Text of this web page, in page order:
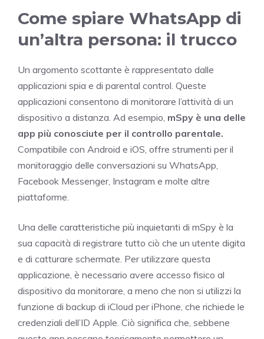
Come spiare WhatsApp di
un’altra persona: il trucco
Un argomento scottante è rappresentato dalle
applicazioni spia e di parental control. Queste
applicazioni consentono di monitorare l’attività di un
dispositivo a distanza. Ad esempio, mSpy è una delle
app più conosciute per il controllo parentale.
Compatibile con Android e iOS, offre strumenti per il
monitoraggio delle conversazioni su WhatsApp,
Facebook Messenger, Instagram e molte altre
piattaforme.
Una delle caratteristiche più inquietanti di mSpy è la
sua capacità di registrare tutto ciò che un utente digita
e di catturare schermate. Per utilizzare questa
applicazione, è necessario avere accesso fisico al
dispositivo da monitorare, a meno che non si utilizzi la
funzione di backup di iCloud per iPhone, che richiede le
credenziali dell’ID Apple. Ciò significa che, sebbene